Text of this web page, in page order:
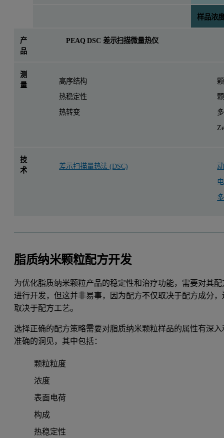
样品浓
产
品
PEAQ DSC 差示扫描微量热仪
测
量
高序结构
热稳定性
热转变
技
术
差示扫描量热法 (DSC)
脂质纳米颗粒配方开发
为优化脂质纳米颗粒产品的稳定性和治疗功能，需要对其配
进行开发，但这并非易事，因为配方不仅取决于配方成分，
取决于配方工艺。
选择正确的配方策略需要对脂质纳米颗粒样品的属性有深入
准确的洞见，其中包括：
颗粒粒度
浓度
表面电荷
构成
热稳定性